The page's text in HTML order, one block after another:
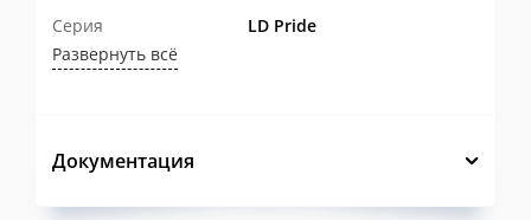
Серия
LD Pride
Развернуть всё
Документация